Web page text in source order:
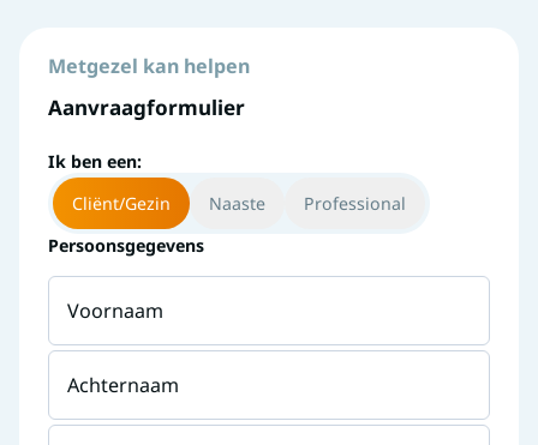
Metgezel kan helpen
Aanvraagformulier
Ik ben een:
Cliënt/Gezin
Naaste
Professional
Persoonsgegevens
Voornaam
Achternaam